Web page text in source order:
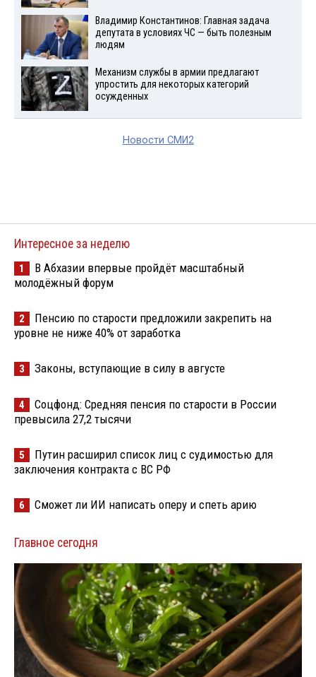
Владимир Константинов: Главная задача
депутата в условиях ЧС — быть полезным
людям
Механизм службы в армии предлагают
упростить для некоторых категорий
осужденных
Новости СМИ2
Интересное за неделю
1
В Абхазии впервые пройдёт масштабный
молодёжный форум
2
Пенсию по старости предложили закрепить на
уровне не ниже 40% от заработка
3 Законы, вступающие в силу в августе
4
Соцфонд: Средняя пенсия по старости в России
превысила 27,2 тысячи
5
Путин расширил список лиц с судимостью для
заключения контракта с ВС РФ
6 Сможет ли ИИ написать оперу и спеть арию
Главное сегодня